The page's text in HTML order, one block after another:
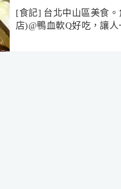
[食記] 台北中山區美食
店)@鴨血軟Q好吃，讓人